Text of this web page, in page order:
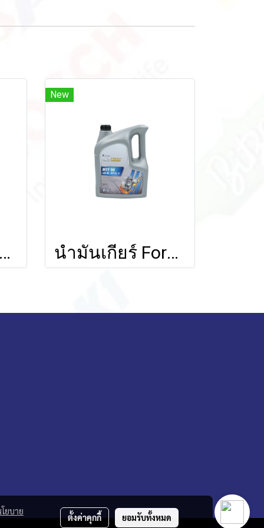
MTF+LSD 80W-90 (Semi Syn) 1 ลิตร
New
น้ำมันเกียร์ Formula SHIFTECH MTF 90 (Mineral Oil) 5 ลิตร
ยบาย
ตั้งค่าคุกกี้ ยอมรับทั้งหมด